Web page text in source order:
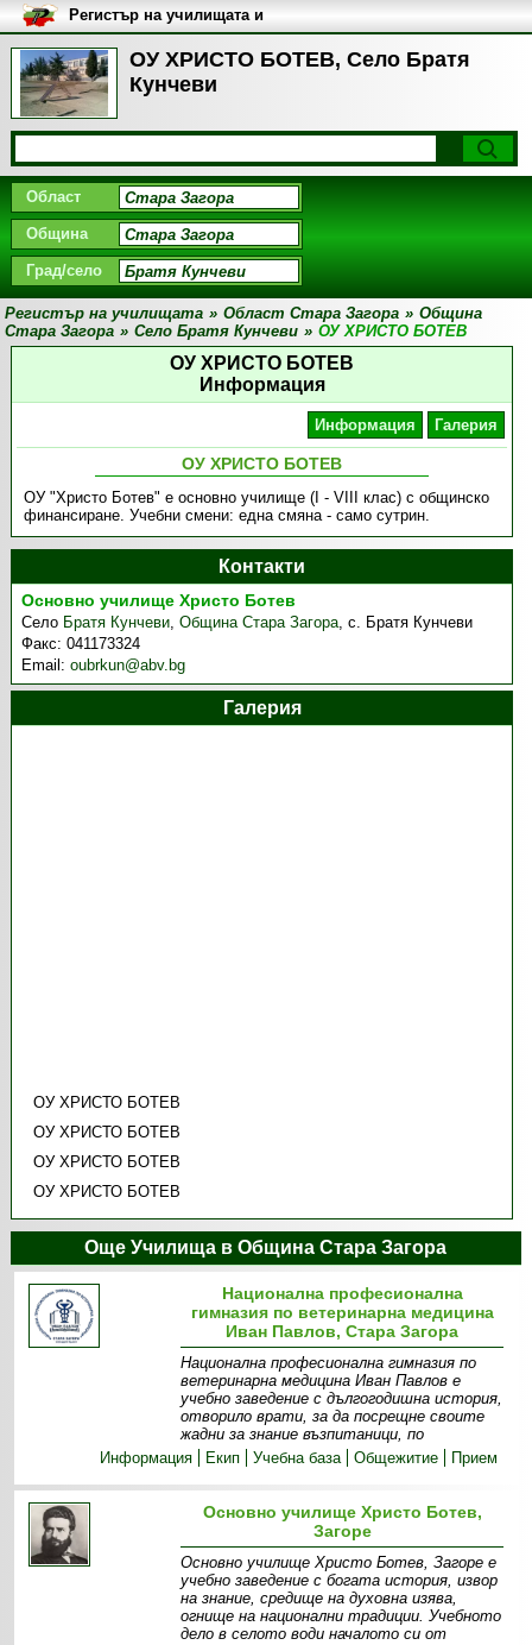
ОУ ХРИСТО БОТЕВ, Село Братя
Кунчеви
Регистър на училищата и
университетите в България
Област
Община
Град/село
Регистър на училищата » Област Стара Загора » Община
Стара Загора » Село Братя Кунчеви » ОУ ХРИСТО БОТЕВ
ОУ ХРИСТО БОТЕВ
Информация
Информация Галерия
ОУ ХРИСТО БОТЕВ
ОУ "Христо Ботев" е основно училище (І - VІІІ клас) с общинско
финансиране. Учебни смени: една смяна - само сутрин.
Контакти
Основно училище Христо Ботев
Село Братя Кунчеви,Община Стара Загора,с. Братя Кунчеви
Факс:041173324
Email:oubrkun@abv.bg
Галерия
ОУ ХРИСТО БОТЕВ
ОУ ХРИСТО БОТЕВ
ОУ ХРИСТО БОТЕВ
ОУ ХРИСТО БОТЕВ
Още Училища в Община Стара Загора
Национална професионална
гимназия по ветеринарна медицина
Иван Павлов, Стара Загора
Национална професионална гимназия по
ветеринарна медицина Иван Павлов е
учебно заведение с дългогодишна история,
отворило врати, за да посрещне своите
жадни за знание възпитаници, по
Информация
Екип Учебна база Общежитие Прием
Основно училище Христо Ботев,
Загоре
Основно училище Христо Ботев, Загоре е
учебно заведение с богата история, извор
на знание, средище на духовна изява,
огнище на национални традиции. Учебното
дело в селото води началото си от